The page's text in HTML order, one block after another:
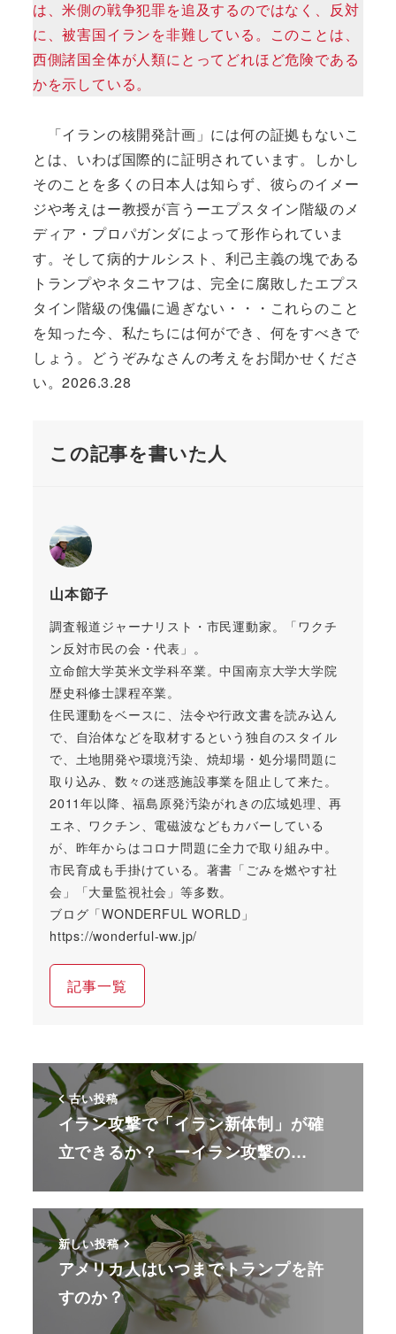
は、米側の戦争犯罪を追及するのではなく、反対
に、被害国イランを非難している。このことは、
西側諸国全体が人類にとってどれほど危険である
かを示している。
「イランの核開発計画」には何の証拠もないこ
とは、いわば国際的に証明されています。しかし
そのことを多くの日本人は知らず、彼らのイメー
ジや考えはー教授が言うーエプスタイン階級のメ
ディア・プロパガンダによって形作られていま
す。そして病的ナルシスト、利己主義の塊である
トランプやネタニヤフは、完全に腐敗したエプス
タイン階級の傀儡に過ぎない・・・これらのこと
を知った今、私たちには何ができ、何をすべきで
しょう。どうぞみなさんの考えをお聞かせくださ
い。2026.3.28
この記事を書いた人
山本節子
調査報道ジャーナリスト・市民運動家。「ワクチ
ン反対市民の会・代表」。
立命館大学英米文学科卒業。中国南京大学大学院
歴史科修士課程卒業。
住民運動をベースに、法令や行政文書を読み込ん
で、自治体などを取材するという独自のスタイル
で、土地開発や環境汚染、焼却場・処分場問題に
取り込み、数々の迷惑施設事業を阻止して来た。
2011年以降、福島原発汚染がれきの広域処理、再
エネ、ワクチン、電磁波などもカバーしている
が、昨年からはコロナ問題に全力で取り組み中。
市民育成も手掛けている。著書「ごみを燃やす社
会」「大量監視社会」等多数。
ブログ「WONDERFUL WORLD」
https://wonderful-ww.jp/
記事一覧
古い投稿
イラン攻撃で「イラン新体制」が確
立できるか？ ーイラン攻撃の…
新しい投稿
アメリカ人はいつまでトランプを許
すのか？